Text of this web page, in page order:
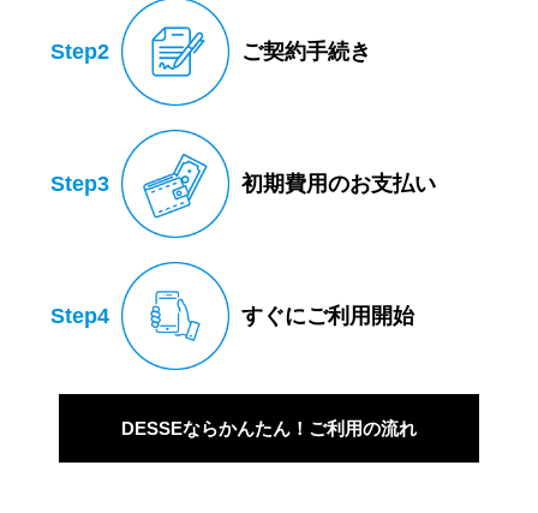
Step2 ご契約手続き
Step3 初期費用のお支払い
Step4 すぐにご利用開始
DESSEならかんたん！ご利用の流れ